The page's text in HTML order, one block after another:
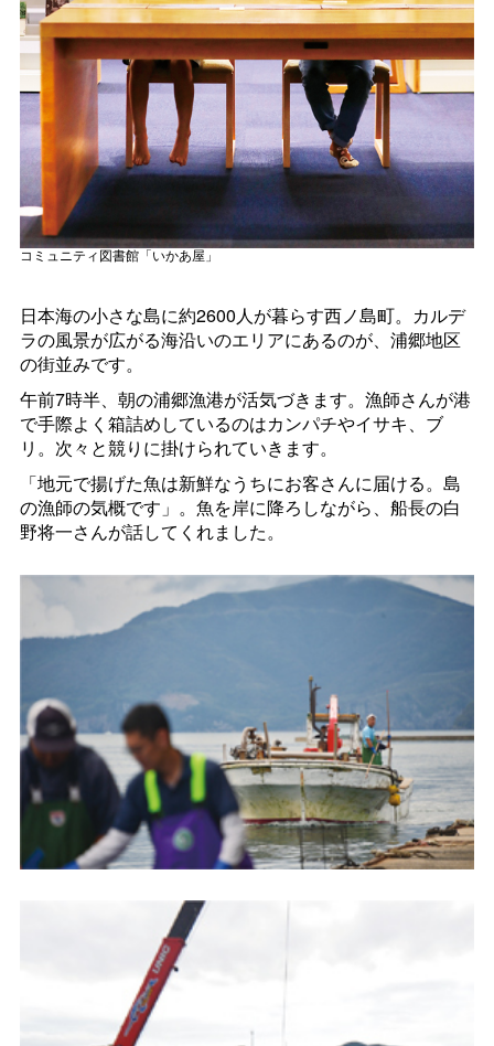
コミュニティ図書館「いかあ屋」
日本海の小さな島に約2600人が暮らす西ノ島町。カルデ
ラの風景が広がる海沿いのエリアにあるのが、浦郷地区
の街並みです。
午前7時半、朝の浦郷漁港が活気づきます。漁師さんが港
で手際よく箱詰めしているのはカンパチやイサキ、ブ
リ。次々と競りに掛けられていきます。
「地元で揚げた魚は新鮮なうちにお客さんに届ける。島
の漁師の気概です」。魚を岸に降ろしながら、船長の白
野将一さんが話してくれました。